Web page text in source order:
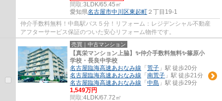
間取:3LDK/65.45㎡
愛知県名古屋市中川区東起町 ２丁目19-1
仲介手数料無料！中島駅バス５分！リフォーム：レジデンシャル不動産
アフターサービス保証のついた安心リフォーム物件です。
売買｜中古マンション
【真栄マンション上脇】✨️仲介手数料無料✨️篠原小
学校・長良中学校
名古屋臨海高速あおなみ線 「 荒子 」駅 徒歩20分
名古屋臨海高速あおなみ線 「 南荒子 」駅 徒歩21分
名古屋臨海高速あおなみ線 「 中島 」駅 徒歩29分
1,549万円
間取:4LDK/67.72㎡